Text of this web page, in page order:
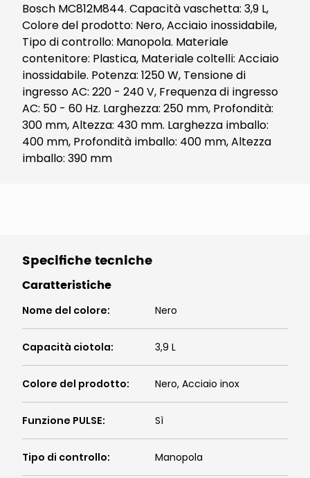
Bosch MC812M844. Capacità vaschetta: 3,9 L,
Colore del prodotto: Nero, Acciaio inossidabile,
Tipo di controllo: Manopola. Materiale
contenitore: Plastica, Materiale coltelli: Acciaio
inossidabile. Potenza: 1250 W, Tensione di
ingresso AC: 220 - 240 V, Frequenza di ingresso
AC: 50 - 60 Hz. Larghezza: 250 mm, Profondità:
300 mm, Altezza: 430 mm. Larghezza imballo:
400 mm, Profondità imballo: 400 mm, Altezza
imballo: 390 mm
Specifiche tecniche
Caratteristiche
Nome del colore: Nero
Capacità ciotola: 3,9 L
Colore del prodotto: Nero, Acciaio inox
Funzione PULSE: Sì
Tipo di controllo: Manopola